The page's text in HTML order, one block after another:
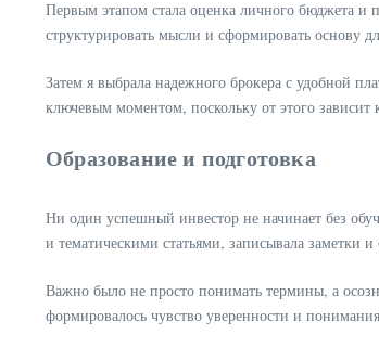
Первым этапом стала оценка личного бюджета и
структурировать мысли и сформировать основу
Затем я выбрала надежного брокера с удобной
ключевым моментом, поскольку от этого зависит
Образование и подготовка
Ни один успешный инвестор не начинает без
и тематическими статьями, записывала заметки
Важно было не просто понимать термины, а
формировалось чувство уверенности и